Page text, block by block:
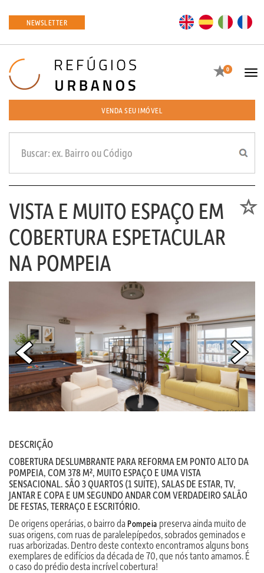
NEWSLETTER EN ES
Favoritos
0
VENDA SEU IMÓVEL
VISTA E MUITO ESPAÇO EM
COBERTURA ESPETACULAR
NA POMPEIA
DESCRIÇÃO
COBERTURA DESLUMBRANTE PARA REFORMA EM PONTO ALTO DA
POMPEIA, COM 378 M², MUITO ESPAÇO E UMA VISTA
SENSACIONAL. SÃO 3 QUARTOS (1 SUITE), SALAS DE ESTAR, TV,
JANTAR E COPA E UM SEGUNDO ANDAR COM VERDADEIRO SALÃO
DE FESTAS, TERRAÇO E ESCRITÓRIO.
De origens operárias, o bairro da Pompeia preserva ainda muito de
suas origens, com ruas de paralelepípedos, sobrados geminados e
ruas arborizadas. Dentro deste contexto encontramos alguns bons
exemplares de edifícios da década de 70, que nós tanto amamos. É
o caso do prédio desta incrível cobertura!